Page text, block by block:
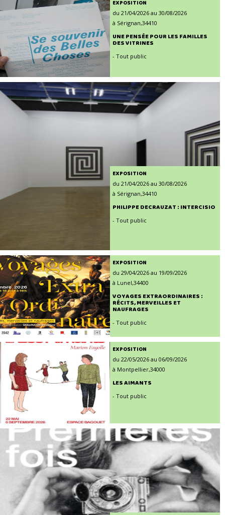
EXPOSITION
du 21/04/2026 au 30/08/2026
à Sérignan,34410
UNE PENSÉE POUR LES FAMILLES
DES VITRINES
- Tout public
EXPOSITION
du 21/04/2026 au 30/08/2026
à Sérignan,34410
PHILIPPE DECRAUZAT : INTERCISIO
- Tout public
EXPOSITION
du 29/04/2026 au 19/09/2026
à Lunel,34400
VOYAGES EXTRAORDINAIRES :
RÉCITS, MERVEILLES ET
NAUFRAGES
- Tout public
EXPOSITION
du 22/05/2026 au 06/09/2026
à Montpellier,34000
LES AIMANTS
- Tout public